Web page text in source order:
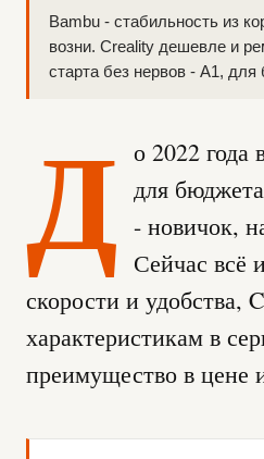
Bambu - стабильность из
возни. Creality дешевле и
старта без нервов - A1,
Д о 2022 года
для
- новичок,
Сейчас всё
скорости и удобства,
характеристикам в
преимущество в цене